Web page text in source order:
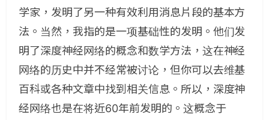
学家，发明了另一种有效利用消息片段的基本方
法。当然，我指的是一项基础性的发明。他们发
明了深度神经网络的概念和数学方法，这在神经
网络的历史中并不经常被讨论，但你可以去维基
百科或各种文章中找到相关信息。所以，深度神
经网络也是在将近60年前发明的。这概念于